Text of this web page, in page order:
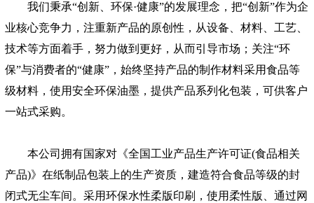
我们秉承“创新、环保·健康”的发展理念，把“创新”作为企
业核心竞争力，注重新产品的原创性，从设备、材料、工艺、
技术等方面着手，努力做到更好，从而引导市场；关注“环
保”与消费者的“健康”，始终坚持产品的制作材料采用食品等
级材料，使用安全环保油墨，提供产品系列化包装，可供客户
一站式采购。
本公司拥有国家对《全国工业产品生产许可证(食品相关
产品)》在纸制品包装上的生产资质，建造符合食品等级的封
闭式无尘车间。采用环保水性柔版印刷，使用柔性版、通过网